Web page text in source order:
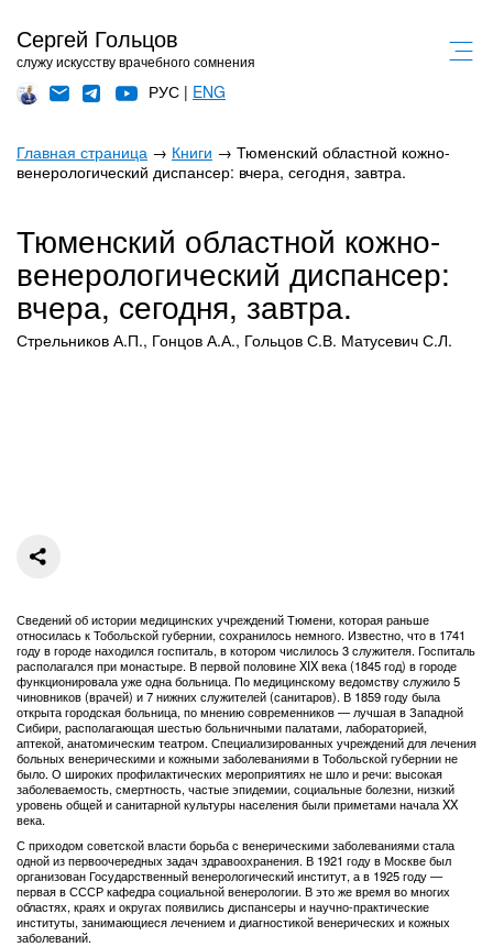
Сергей Гольцов
служу искусству врачебного сомнения
РУС | ENG
Главная страница → Книги → Тюменский областной кожно-
венерологический диспансер: вчера, сегодня, завтра.
Тюменский областной кожно-
венерологический диспансер:
вчера, сегодня, завтра.
Стрельников А.П., Гонцов А.А., Гольцов С.В. Матусевич С.Л.
Сведений об истории медицинских учреждений Тюмени, которая раньше
относилась к Тобольской губернии, сохранилось немного. Известно, что в 1741
году в городе находился госпиталь, в котором числилось 3 служителя. Госпиталь
располагался при монастыре. В первой половине XIX века (1845 год) в городе
функционировала уже одна больница. По медицинскому ведомству служило 5
чиновников (врачей) и 7 нижних служителей (санитаров). В 1859 году была
открыта городская больница, по мнению современников — лучшая в Западной
Сибири, располагающая шестью больничными палатами, лабораторией,
аптекой, анатомическим театром. Специализированных учреждений для лечения
больных венерическими и кожными заболеваниями в Тобольской губернии не
было. О широких профилактических мероприятиях не шло и речи: высокая
заболеваемость, смертность, частые эпидемии, социальные болезни, низкий
уровень общей и санитарной культуры населения были приметами начала XX
века.
С приходом советской власти борьба с венерическими заболеваниями стала
одной из первоочередных задач здравоохранения. В 1921 году в Москве был
организован Государственный венерологический институт, а в 1925 году —
первая в СССР кафедра социальной венерологии. В это же время во многих
областях, краях и округах появились диспансеры и научно-практические
институты, занимающиеся лечением и диагностикой венерических и кожных
заболеваний.